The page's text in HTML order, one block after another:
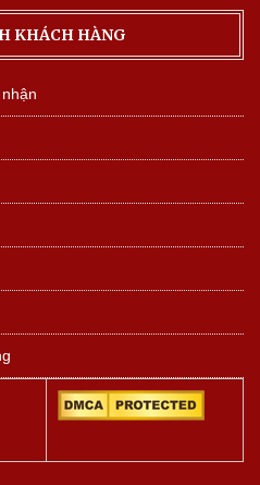
KHÁCH HÀNG